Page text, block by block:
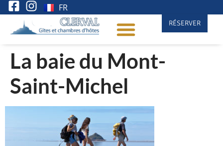
FR
RÉSERVER
La baie du Mont-
Saint-Michel